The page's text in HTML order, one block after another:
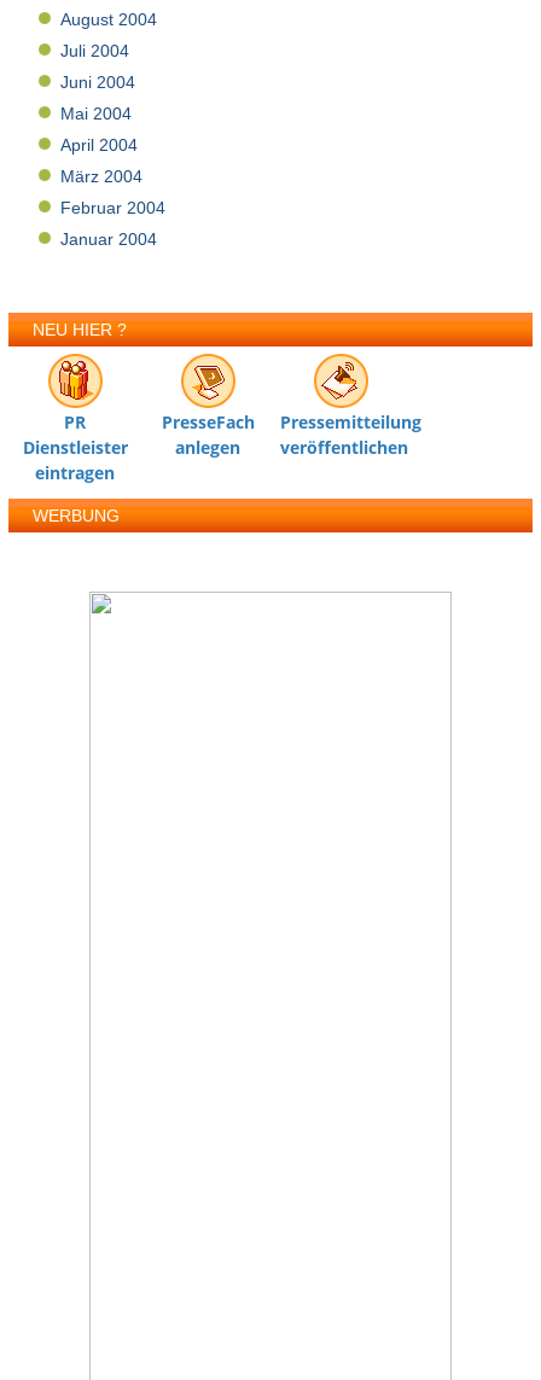
August 2004
Juli 2004
Juni 2004
Mai 2004
April 2004
März 2004
Februar 2004
Januar 2004
NEU HIER ?
PR
Dienstleister
eintragen
PresseFach
anlegen
Pressemitteilung
veröffentlichen
WERBUNG